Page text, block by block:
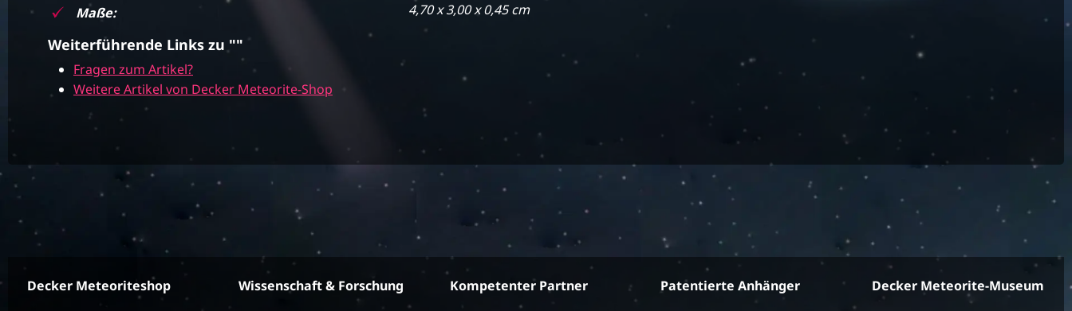
Maße:
4,70 x 3,00 x 0,45 cm
Weiterführende Links zu ""
Fragen zum Artikel?
Weitere Artikel von Decker Meteorite-Shop
Decker Meteoriteshop Wissenschaft & Forschung Kompetenter Partner Patentierte Anhänger Decker Meteorite-Museum